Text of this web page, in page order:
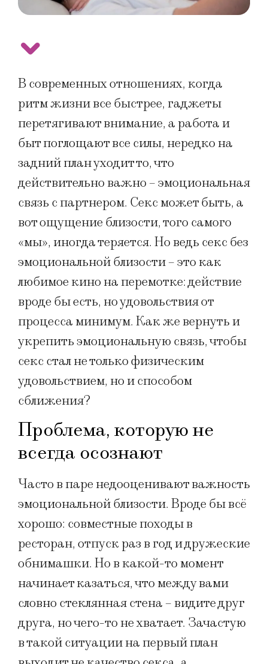
В современных отношениях, когда
ритм жизни все быстрее, гаджеты
перетягивают внимание, а работа и
быт поглощают все силы, нередко на
задний план уходит то, что
действительно важно – эмоциональная
связь с партнером. Секс может быть, а
вот ощущение близости, того самого
«мы», иногда теряется. Но ведь секс без
эмоциональной близости – это как
любимое кино на перемотке: действие
вроде бы есть, но удовольствия от
процесса минимум. Как же вернуть и
укрепить эмоциональную связь, чтобы
секс стал не только физическим
удовольствием, но и способом
сближения?
Проблема, которую не
всегда осознают
Часто в паре недооценивают важность
эмоциональной близости. Вроде бы всё
хорошо: совместные походы в
ресторан, отпуск раз в год и дружеские
обнимашки. Но в какой-то момент
начинает казаться, что между вами
словно стеклянная стена – видите друг
друга, но чего-то не хватает. Зачастую
в такой ситуации на первый план